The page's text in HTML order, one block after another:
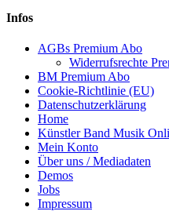
Infos
AGBs Premium Abo
Widerrufsrechte
BM Premium Abo
Cookie-Richtlinie (EU)
Datenschutzerklärung
Home
Künstler Band Musik
Mein Konto
Über uns / Mediadaten
Demos
Jobs
Impressum